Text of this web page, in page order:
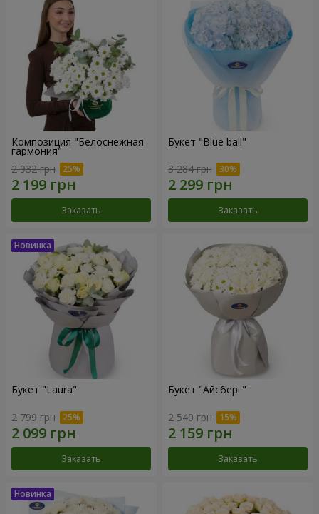
Композиция "Белоснежная
гармония"
2 932 грн
Заказать
Букет "Blue ball"
3 284 грн
Заказать
Букет "Laura"
2 799 грн
Заказать
Букет "Айсберг"
2 540 грн
Заказать